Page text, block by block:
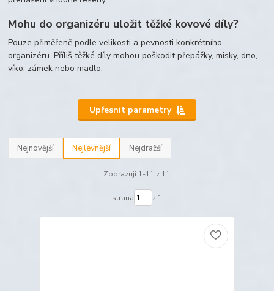
Mohu do organizéru uložit těžké kovové díly?
Pouze přiměřeně podle velikosti a pevnosti konkrétního
organizéru. Příliš těžké díly mohou poškodit přepážky, misky, dno,
víko, zámek nebo madlo.
Upřesnit parametry
Nejnovější Nejlevnější Nejdražší
Zobrazuji 1-11 z 11
strana z 1